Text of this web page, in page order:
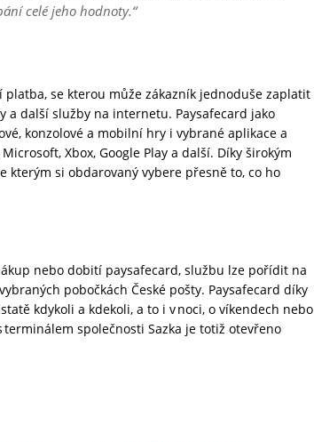
celé jeho hodnoty.“
se kterou může zákazník jednoduše zaplatit
další služby na internetu. Paysafecard jako
konzolové a mobilní hry i vybrané aplikace a
Xbox, Google Play a další. Díky širokým
kterým si obdarovaný vybere přesně to, co ho
nebo dobití paysafecard, službu lze pořídit na
pobočkách České pošty. Paysafecard díky
kdykoli a kdekoli, a to i v noci, o víkendech nebo
společnosti Sazka je totiž otevřeno